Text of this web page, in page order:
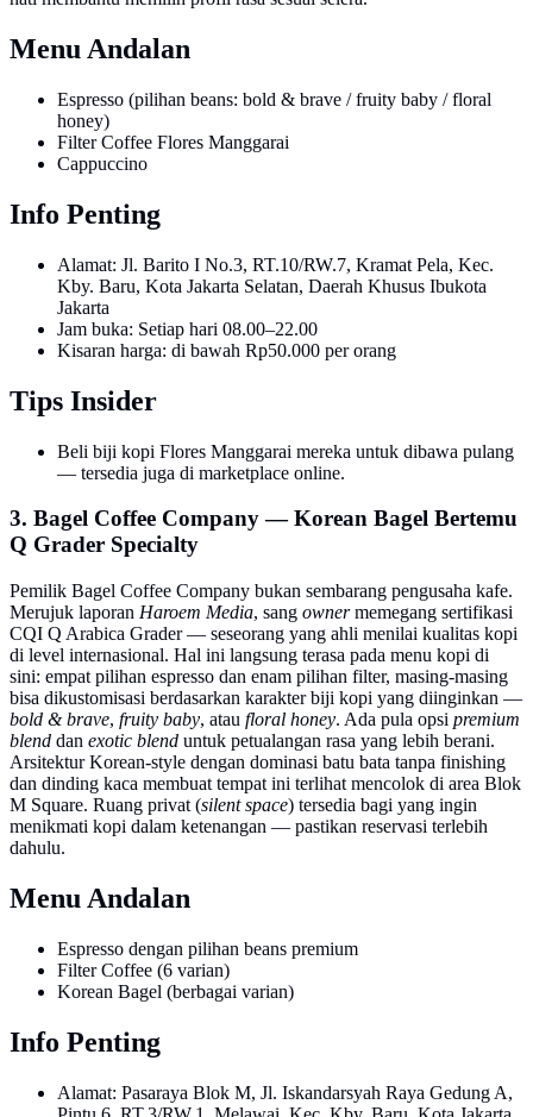
Menu Andalan
Espresso (pilihan beans: bold & brave / fruity baby / floral
honey)
Filter Coffee Flores Manggarai
Cappuccino
Info Penting
Alamat: Jl. Barito I No.3, RT.10/RW.7, Kramat Pela, Kec.
Kby. Baru, Kota Jakarta Selatan, Daerah Khusus Ibukota
Jakarta
Jam buka: Setiap hari 08.00–22.00
Kisaran harga: di bawah Rp50.000 per orang
Tips Insider
Beli biji kopi Flores Manggarai mereka untuk dibawa pulang
— tersedia juga di marketplace online.
3. Bagel Coffee Company — Korean Bagel Bertemu
Q Grader Specialty
Pemilik Bagel Coffee Company bukan sembarang pengusaha kafe.
Merujuk laporan Haroem Media, sang ownermemegang sertifikasi
CQI Q Arabica Grader — seseorang yang ahli menilai kualitas kopi
di level internasional. Hal ini langsung terasa pada menu kopi di
sini: empat pilihan espresso dan enam pilihan filter, masing-masing
bisa dikustomisasi berdasarkan karakter biji kopi yang diinginkan —
bold & brave, fruity baby, atau floral honey. Ada pula opsi premium
blend dan exotic blend untuk petualangan rasa yang lebih berani.
Arsitektur Korean-style dengan dominasi batu bata tanpa finishing
dan dinding kaca membuat tempat ini terlihat mencolok di area Blok
M Square. Ruang privat (silent space) tersedia bagi yang ingin
menikmati kopi dalam ketenangan — pastikan reservasi terlebih
dahulu.
Menu Andalan
Espresso dengan pilihan beans premium
Filter Coffee (6 varian)
Korean Bagel (berbagai varian)
Info Penting
Alamat: Pasaraya Blok M, Jl. Iskandarsyah Raya Gedung A,